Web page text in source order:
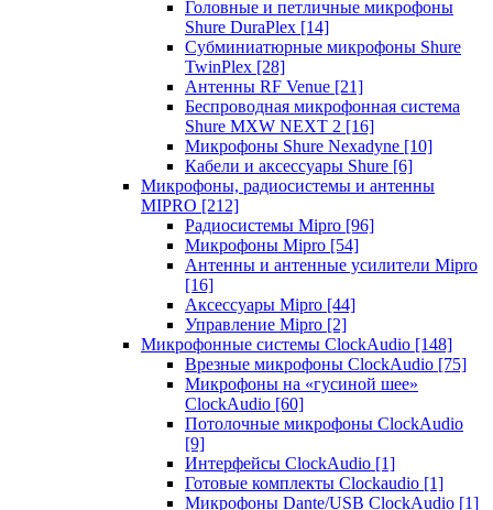
Головные и петличные микрофоны
Shure DuraPlex [14]
Субминиатюрные микрофоны Shure
TwinPlex [28]
Антенны RF Venue [21]
Беспроводная микрофонная система
Shure MXW NEXT 2 [16]
Микрофоны Shure Nexadyne [10]
Кабели и аксессуары Shure [6]
Микрофоны, радиосистемы и антенны
MIPRO [212]
Радиосистемы Mipro [96]
Микрофоны Mipro [54]
Антенны и антенные усилители Mipro
[16]
Аксессуары Mipro [44]
Управление Mipro [2]
Микрофонные системы ClockAudio [148]
Врезные микрофоны ClockAudio [75]
Микрофоны на «гусиной шее»
ClockAudio [60]
Потолочные микрофоны ClockAudio
[9]
Интерфейсы ClockAudio [1]
Готовые комплекты Clockaudio [1]
Микрофоны Dante/USB ClockAudio [1]